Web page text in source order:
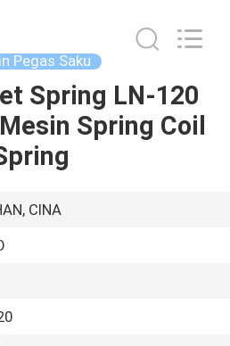
Pegas Saku
Spring LN-120
Spring Coil
CINA